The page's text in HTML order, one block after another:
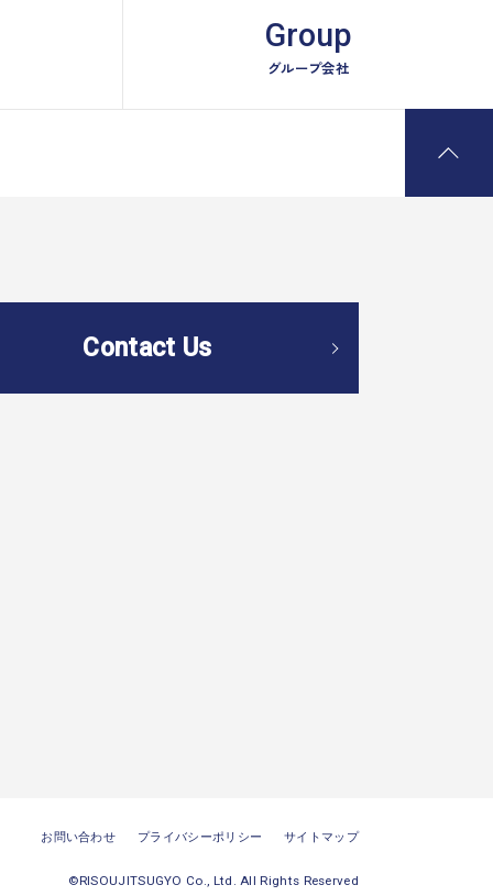
Group
グループ会社
Contact Us
お問い合わせ プライバシーポリシー サイトマップ
©RISOUJITSUGYO Co., Ltd. All Rights Reserved